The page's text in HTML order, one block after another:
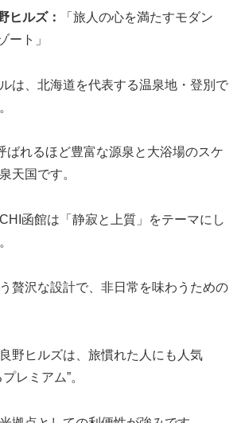
ヒルズ：
「旅人の心を満たすモダン
ート」
は、北海道を代表する温泉地・登別で
ばれるほど豊富な源泉と大浴場のスケ
天国です。
函館は「静寂と上質」をテーマにし
贅沢な設計で、非日常を味わうための
野ヒルズは、旅慣れた人にも人気
レミアム”。